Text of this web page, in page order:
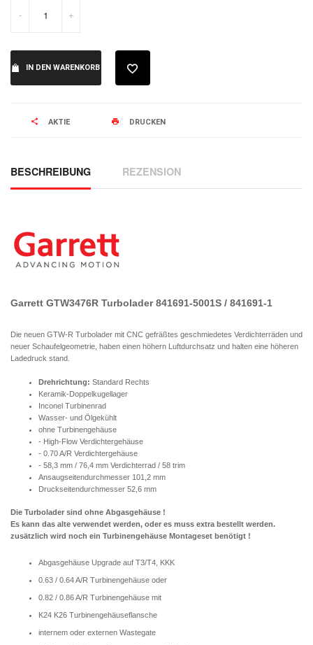
- +
IN DEN WARENKORB
AKTIE DRUCKEN
BESCHREIBUNG REZENSION
Garrett GTW3476R Turbolader 841691-5001S / 841691-1
Die neuen GTW-R Turbolader mit CNC gefräßtes geschmiedetes Verdichterräden und
neuer Schaufelgeometrie, haben einen höhern Luftdurchsatz und halten eine höheren
Ladedruck stand.
Drehrichtung: Standard Rechts
Keramik-Doppelkugellager
Inconel Turbinenrad
Wasser- und Ölgekühlt
ohne Turbinengehäuse
- High-Flow Verdichtergehäuse
- 0.70 A/R Verdichtergehäuse
- 58,3 mm / 76,4 mm Verdichterrad / 58 trim
Ansaugseitendurchmesser 101,2 mm
Druckseitendurchmesser 52,6 mm
Die Turbolader sind ohne Abgasgehäuse !
Es kann das alte verwendet werden, oder es muss extra bestellt werden.
zusätzlich wird noch ein Turbinengehäuse Montageset benötigt !
Abgasgehäuse Upgrade auf T3/T4, KKK
0.63 / 0.64 A/R Turbinengehäuse oder
0.82 / 0.86 A/R Turbinengehäuse mit
K24 K26 Turbinengehäuseflansche
internem oder externen Wastegate